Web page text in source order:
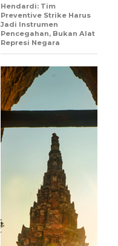
Hendardi: Tim
Preventive Strike Harus
Jadi Instrumen
Pencegahan, Bukan Alat
Represi Negara